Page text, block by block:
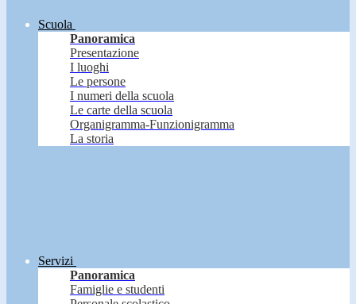
Scuola
Panoramica
Presentazione
I luoghi
Le persone
I numeri della scuola
Le carte della scuola
Organigramma-Funzionigramma
La storia
Servizi
Panoramica
Famiglie e studenti